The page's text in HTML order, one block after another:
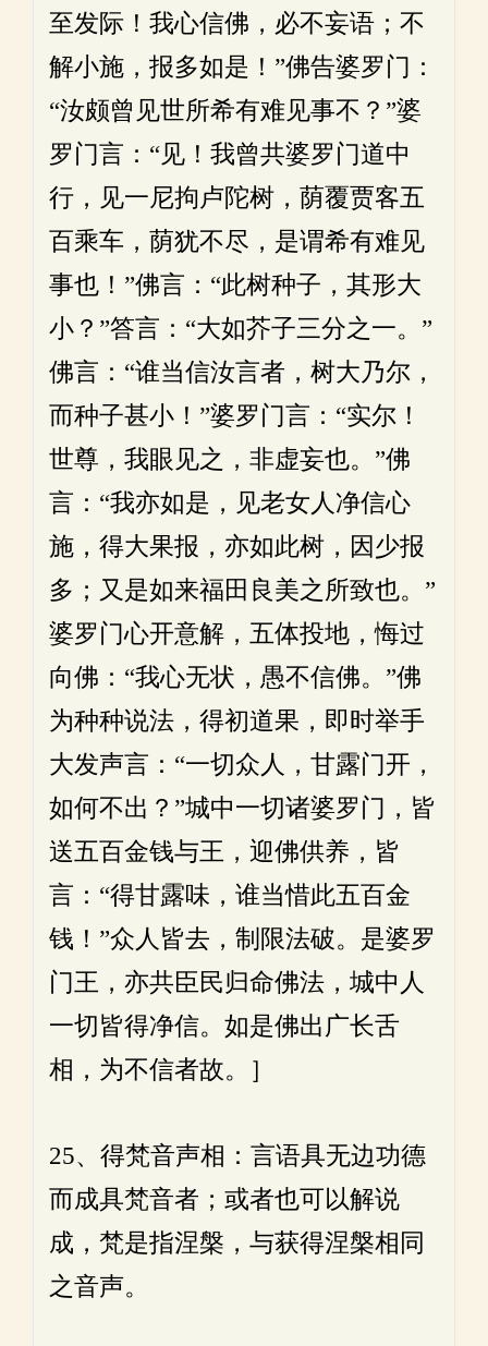
至发际！我心信佛，必不妄语；不
解小施，报多如是！”佛告婆罗门：
“汝颇曾见世所希有难见事不？”婆
罗门言：“见！我曾共婆罗门道中
行，见一尼拘卢陀树，荫覆贾客五
百乘车，荫犹不尽，是谓希有难见
事也！”佛言：“此树种子，其形大
小？”答言：“大如芥子三分之一。”
佛言：“谁当信汝言者，树大乃尔，
而种子甚小！”婆罗门言：“实尔！
世尊，我眼见之，非虚妄也。”佛
言：“我亦如是，见老女人净信心
施，得大果报，亦如此树，因少报
多；又是如来福田良美之所致也。”
婆罗门心开意解，五体投地，悔过
向佛：“我心无状，愚不信佛。”佛
为种种说法，得初道果，即时举手
大发声言：“一切众人，甘露门开，
如何不出？”城中一切诸婆罗门，皆
送五百金钱与王，迎佛供养，皆
言：“得甘露味，谁当惜此五百金
钱！”众人皆去，制限法破。是婆罗
门王，亦共臣民归命佛法，城中人
一切皆得净信。如是佛出广长舌
相，为不信者故。］
25、得梵音声相：言语具无边功德
而成具梵音者；或者也可以解说
成，梵是指涅槃，与获得涅槃相同
之音声。